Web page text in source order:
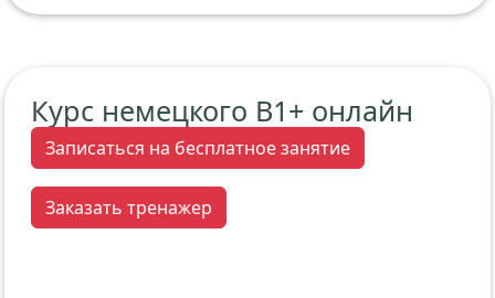
Курс немецкого В1+ онлайн
Записаться на бесплатное занятие
Заказать тренажер